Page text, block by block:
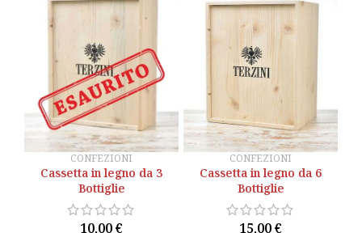
Cassetta in legno da 3
Bottiglie
10,00€
CONFEZIONI
Cassetta in legno da 3
Bottiglie
10,00€
Cassetta in legno da 6
Bottiglie
15,00€
CONFEZIONI
Cassetta in legno da 6
Bottiglie
15,00€